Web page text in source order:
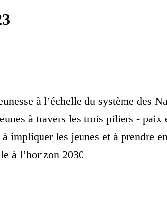
à l’échelle du système des
à travers les trois piliers - paix
impliquer les jeunes et à prendre
à l’horizon 2030